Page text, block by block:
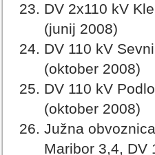
DV 2x110 kV
(junij 2008)
DV 110 kV
(oktober 2008)
DV 110 kV
(oktober 2008)
Južna
Maribor 3,4, DV